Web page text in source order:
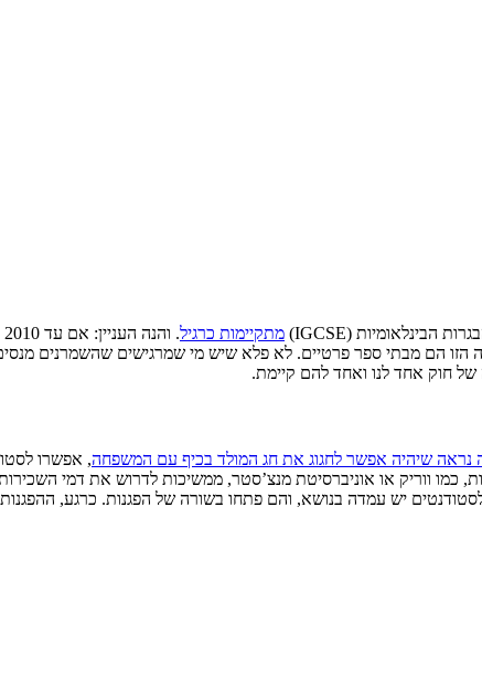
מתקיימות כרגיל
כל התלמידים (94%) שלוקחים את הבחינה הזו הם מבתי ספר פרטיים. לא פלא שיש מי
של חוק אחד לנו ואחד להם קיימת.
נראה שיהיה אפשר לחגוג את חג המולד בכיף עם המשפחה, אפשרו
כמו ווריק או אוניברסיטת מנצ’סטר, ממשיכות לדרוש את דמי
יש עמדה בנושא, והם פתחו בשורה של הפגנות. כרגע, ההפגנות